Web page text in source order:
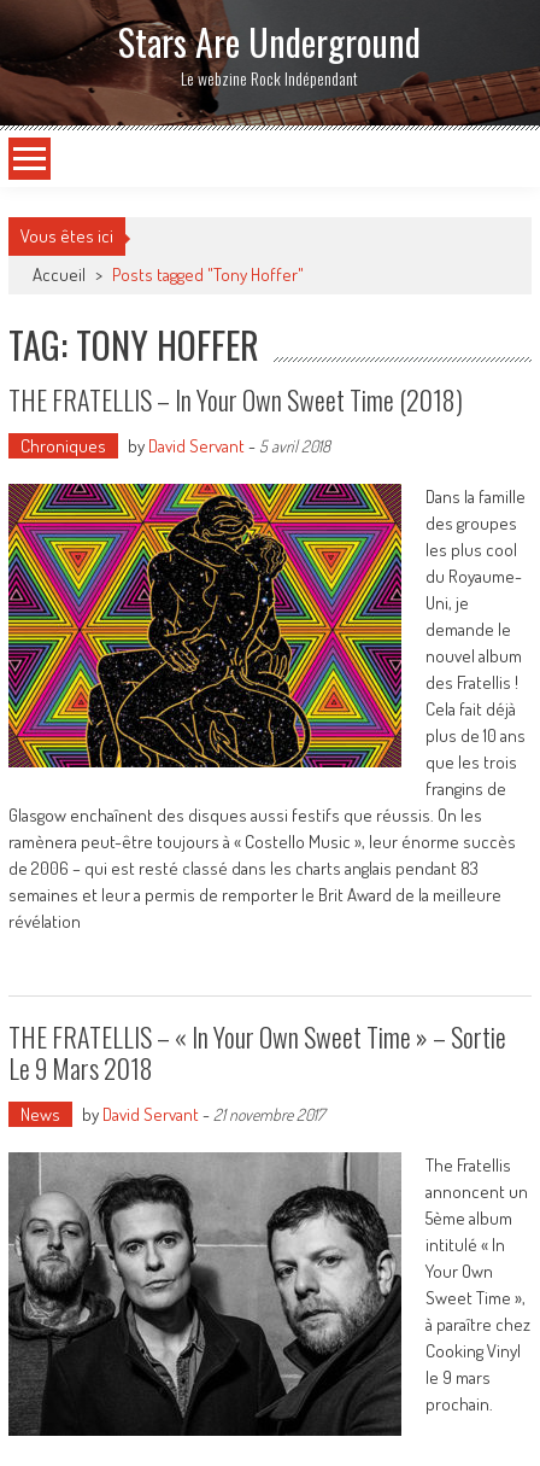
Stars Are Underground
Le webzine Rock Indépendant
Vous êtes ici
Accueil > Posts tagged "Tony Hoffer"
TAG: TONY HOFFER
THE FRATELLIS – In Your Own Sweet Time (2018)
Chroniques by David Servant- 5 avril 2018
Dans la famille
des groupes
les plus cool
du Royaume-
Uni, je
demande le
nouvel album
des Fratellis !
Cela fait déjà
plus de 10 ans
que les trois
frangins de
Glasgow enchaînent des disques aussi festifs que réussis. On les
ramènera peut-être toujours à « Costello Music », leur énorme succès
de 2006 – qui est resté classé dans les charts anglais pendant 83
semaines et leur a permis de remporter le Brit Award de la meilleure
révélation
THE FRATELLIS – « In Your Own Sweet Time » – Sortie
Le 9 Mars 2018
News by David Servant- 21 novembre 2017
The Fratellis
annoncent un
5ème album
intitulé « In
Your Own
Sweet Time »,
à paraître chez
Cooking Vinyl
le 9 mars
prochain.